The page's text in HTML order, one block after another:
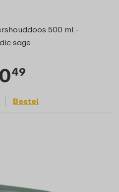
500 ml -
sage
49
Bestel